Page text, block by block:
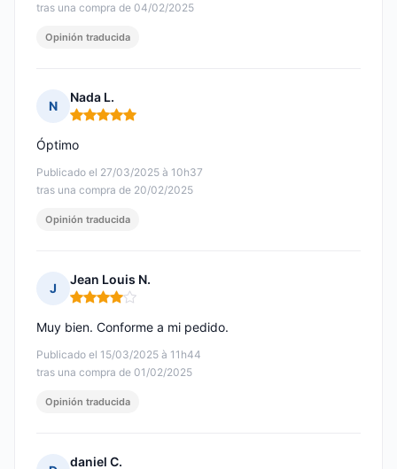
tras una compra de 04/02/2025
Opinión traducida
N
Nada L.
Nota: 5 de 5
Publicado el 27/03/2025 à 10h37
tras una compra de 20/02/2025
Óptimo
Opinión traducida
J
Jean Louis N.
Nota: 4 de 5
Publicado el 15/03/2025 à 11h44
tras una compra de 01/02/2025
Muy bien. Conforme a mi pedido.
Opinión traducida
daniel C.